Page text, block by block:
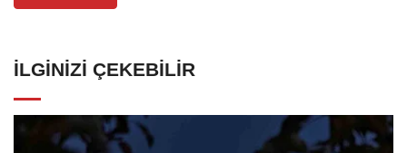
İLGINIZI ÇEKEBILIR